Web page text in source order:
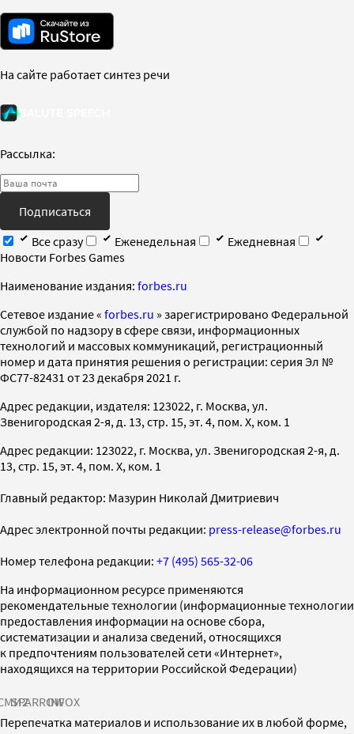
На сайте работает синтез речи
Рассылка:
Подписаться
Все сразу
Еженедельная
Ежедневная
Новости Forbes Games
Наименование издания: forbes.ru
Cетевое издание « forbes.ru » зарегистрировано Федеральной
службой по надзору в сфере связи, информационных
технологий и массовых коммуникаций, регистрационный
номер и дата принятия решения о регистрации: серия Эл №
ФС77-82431 от 23 декабря 2021 г.
Адрес редакции, издателя: 123022, г. Москва, ул.
Звенигородская 2-я, д. 13, стр. 15, эт. 4, пом. X, ком. 1
Адрес редакции: 123022, г. Москва, ул. Звенигородская 2-я, д.
13, стр. 15, эт. 4, пом. X, ком. 1
Главный редактор: Мазурин Николай Дмитриевич
Адрес электронной почты редакции: press-release@forbes.ru
Номер телефона редакции: +7 (495) 565-32-06
На информационном ресурсе применяются
рекомендательные технологии (информационные технологии
предоставления информации на основе сбора,
систематизации и анализа сведений, относящихся
к предпочтениям пользователей сети «Интернет»,
находящихся на территории Российской Федерации)
SPARROWINFOX
Перепечатка материалов и использование их в любой форме,